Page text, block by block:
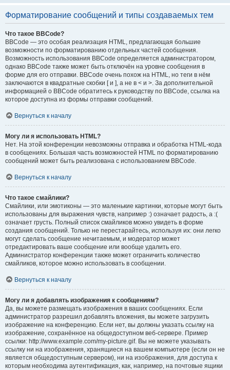
Форматирование сообщений и типы создаваемых тем
Что такое BBCode?
BBCode — это особая реализация HTML, предлагающая большие
возможности по форматированию отдельных частей сообщения.
Возможность использования BBCode определяется администратором,
однако BBCode также может быть отключён на уровне сообщения в
форме для его отправки. BBCode очень похож на HTML, но теги в нём
заключаются в квадратные скобки [ и ], а не в < и >. За дополнительной
информацией о BBCode обратитесь к руководству по BBCode, ссылка на
которое доступна из формы отправки сообщений.
Вернуться к началу
Могу ли я использовать HTML?
Нет. На этой конференции невозможны отправка и обработка HTML-кода
в сообщениях. Большая часть возможностей HTML по форматированию
сообщений может быть реализована с использованием BBCode.
Вернуться к началу
Что такое смайлики?
Смайлики, или эмотиконы — это маленькие картинки, которые могут быть
использованы для выражения чувств, например :) означает радость, а :(
означает грусть. Полный список смайликов можно увидеть в форме
создания сообщений. Только не перестарайтесь, используя их: они легко
могут сделать сообщение нечитаемым, и модератор может
отредактировать ваше сообщение или вообще удалить его.
Администратор конференции также может ограничить количество
смайликов, которое можно использовать в сообщении.
Вернуться к началу
Могу ли я добавлять изображения к сообщениям?
Да, вы можете размещать изображения в ваших сообщениях. Если
администратор разрешил добавлять вложения, вы можете загрузить
изображение на конференцию. Если нет, вы должны указать ссылку на
изображение, сохранённое на общедоступном веб-сервере. Пример
ссылки: http://www.example.com/my-picture.gif. Вы не можете указывать
ссылку ни на изображения, хранящиеся на вашем компьютере (если он не
является общедоступным сервером), ни на изображения, для доступа к
которым необходима аутентификация, как, например, на почтовые ящики